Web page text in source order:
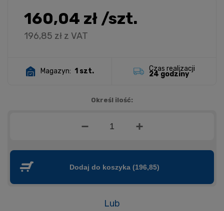
160,04 zł /szt.
196,85 zł z VAT
Magazyn: 1 szt. Czas realizacji
24 godziny
Określ ilość:
Dodaj do koszyka(196,85)
Lub